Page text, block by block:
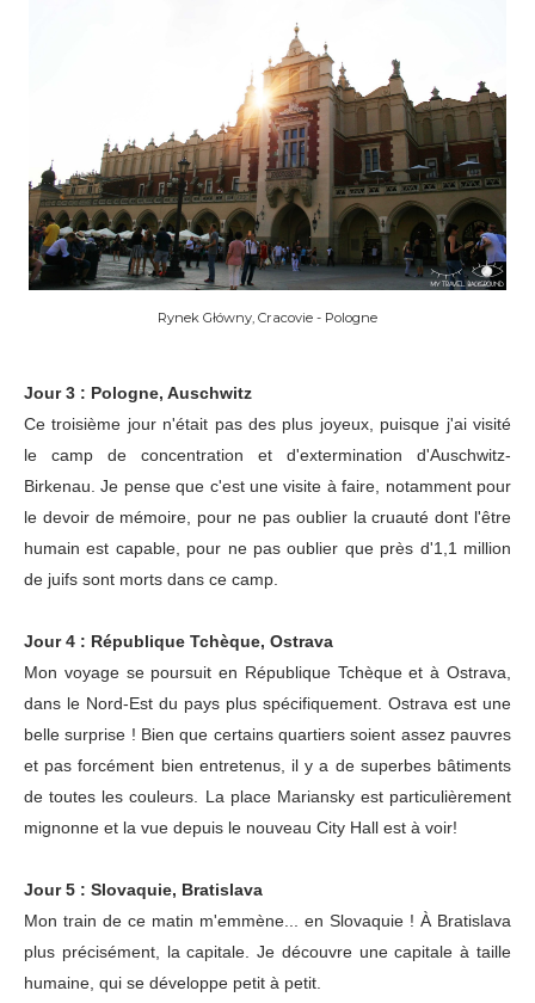
Rynek Główny, Cracovie - Pologne
Jour 3 : Pologne, Auschwitz
Ce troisième jour n'était pas des plus joyeux, puisque j'ai visité
le camp de concentration et d'extermination d'Auschwitz-
Birkenau. Je pense que c'est une visite à faire, notamment pour
le devoir de mémoire, pour ne pas oublier la cruauté dont l'être
humain est capable, pour ne pas oublier que près d'1,1 million
de juifs sont morts dans ce camp.
Jour 4 : République Tchèque, Ostrava
Mon voyage se poursuit en République Tchèque et à Ostrava,
dans le Nord-Est du pays plus spécifiquement. Ostrava est une
belle surprise ! Bien que certains quartiers soient assez pauvres
et pas forcément bien entretenus, il y a de superbes bâtiments
de toutes les couleurs. La place Mariansky est particulièrement
mignonne et la vue depuis le nouveau City Hall est à voir!
Jour 5 : Slovaquie, Bratislava
Mon train de ce matin m'emmène... en Slovaquie ! À Bratislava
plus précisément, la capitale. Je découvre une capitale à taille
humaine, qui se développe petit à petit.